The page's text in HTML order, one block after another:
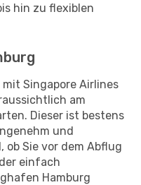
hin zu flexiblen
mit Singapore Airlines
am
Dieser ist bestens
und
ob Sie vor dem Abflug
einfach
Hamburg